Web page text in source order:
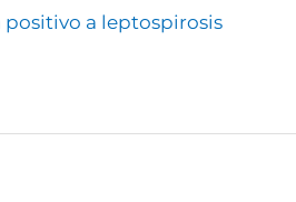
positivo a leptospirosis